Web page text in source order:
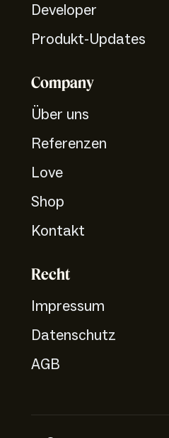
Developer
Produkt-Updates
Company
Über uns
Referenzen
Love
Shop
Kontakt
Recht
Impressum
Datenschutz
AGB